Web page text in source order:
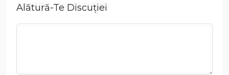
Alătură-Te Discuției